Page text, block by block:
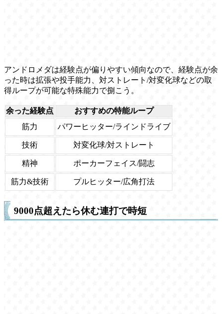
アンドロメダは経験点が偏りやすい傾向なので、経験点が余
った時は拡張や投手能力、対ストレート/対変化球などの取
得ループが可能な特殊能力で捌こう。
余った経験点
おすすめの特能ループ
筋力
パワーヒッター/ラインドライブ
技術 対変化球/対ストレート
精神 ポーカーフェイス/闘志
筋力&技術 プルヒッター/広角打法
9000点超えたら休む連打で時短